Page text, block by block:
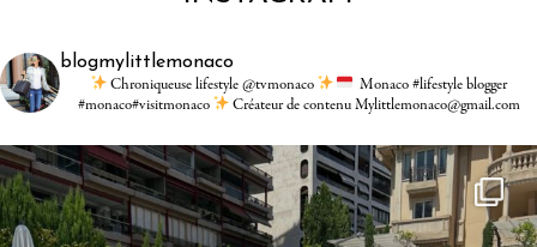
blogmylittlemonaco
Chroniqueuse lifestyle @tvmonaco
Monaco #lifestyle blogger
#monaco#visitmonaco
Créateur de contenu Mylittlemonaco@gmail.com